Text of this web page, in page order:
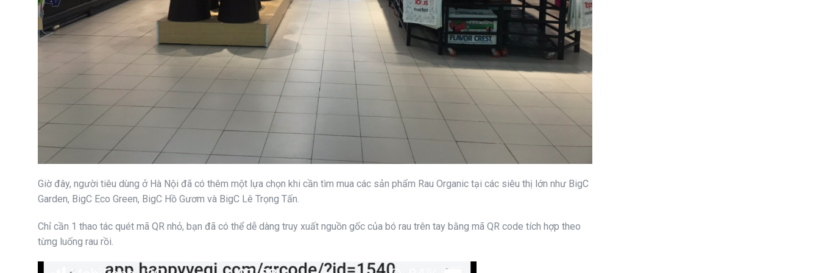
Giờ đây, người tiêu dùng ở Hà Nội đã có thêm một lựa chọn khi cần tìm mua các sản phẩm Rau Organic tại các siêu thị lớn như BigC
Garden, BigC Eco Green, BigC Hồ Gươm và BigC Lê Trọng Tấn.
Chỉ cần 1 thao tác quét mã QR nhỏ, bạn đã có thể dễ dàng truy xuất nguồn gốc của bó rau trên tay bằng mã QR code tích hợp theo
từng luống rau rồi.